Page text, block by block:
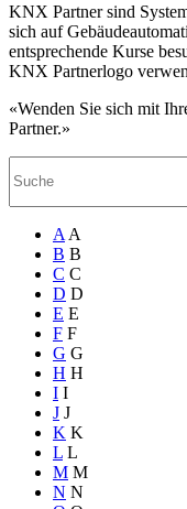
KNX Partner sind
sich auf
entsprechende Kurse
KNX Partnerlogo
«Wenden Sie sich mit
Partner.»
A A
B B
C C
D D
E E
F F
G G
H H
I I
J J
K K
L L
M M
N N